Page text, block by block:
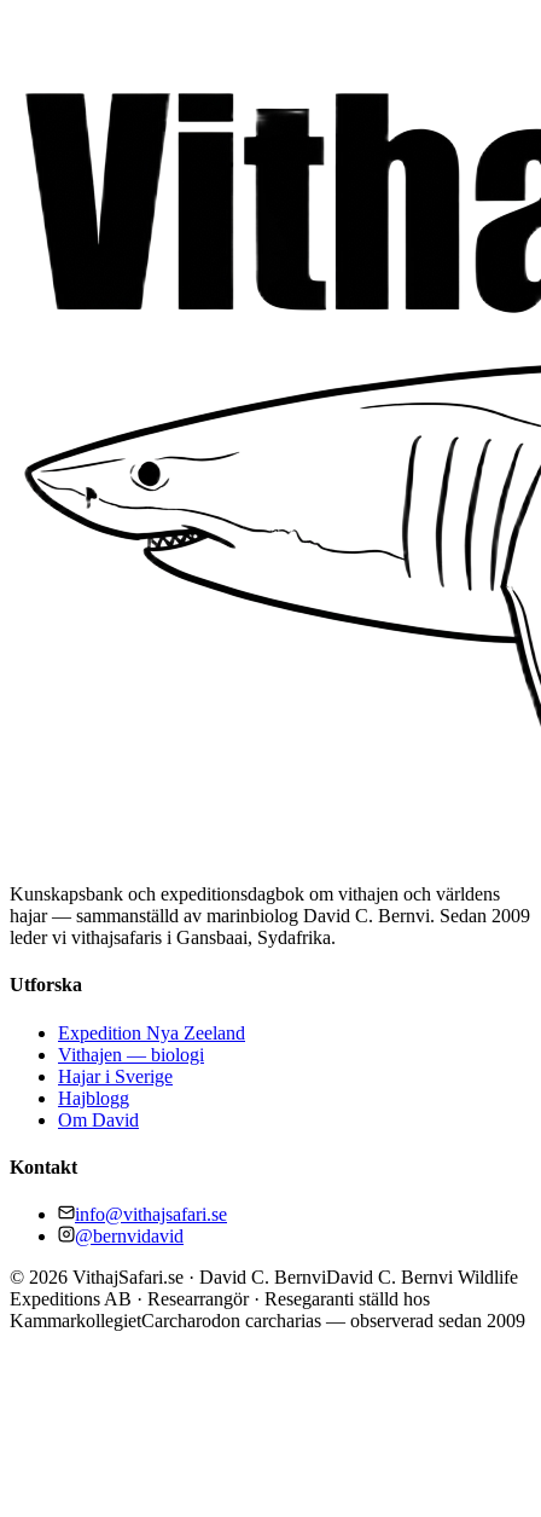
Kunskapsbank och expeditionsdagbok om vithajen och världens
hajar — sammanställd av marinbiolog David C. Bernvi. Sedan 2009
leder vi vithajsafaris i Gansbaai, Sydafrika.
Utforska
Expedition Nya Zeeland
Vithajen — biologi
Hajar i Sverige
Hajblogg
Om David
Kontakt
info@vithajsafari.se
@bernvidavid
© 2026 VithajSafari.se · David C. BernviDavid C. Bernvi Wildlife
Expeditions AB · Researrangör · Resegaranti ställd hos
KammarkollegietCarcharodon carcharias — observerad sedan 2009